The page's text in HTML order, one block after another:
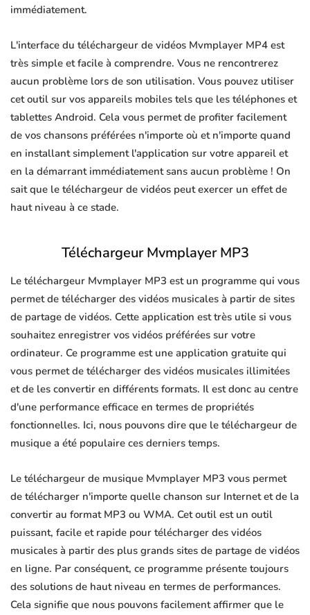
immédiatement.
L'interface du téléchargeur de vidéos Mvmplayer MP4 est
très simple et facile à comprendre. Vous ne rencontrerez
aucun problème lors de son utilisation. Vous pouvez utiliser
cet outil sur vos appareils mobiles tels que les téléphones et
tablettes Android. Cela vous permet de profiter facilement
de vos chansons préférées n'importe où et n'importe quand
en installant simplement l'application sur votre appareil et
en la démarrant immédiatement sans aucun problème ! On
sait que le téléchargeur de vidéos peut exercer un effet de
haut niveau à ce stade.
Téléchargeur Mvmplayer MP3
Le téléchargeur Mvmplayer MP3 est un programme qui vous
permet de télécharger des vidéos musicales à partir de sites
de partage de vidéos. Cette application est très utile si vous
souhaitez enregistrer vos vidéos préférées sur votre
ordinateur. Ce programme est une application gratuite qui
vous permet de télécharger des vidéos musicales illimitées
et de les convertir en différents formats. Il est donc au centre
d'une performance efficace en termes de propriétés
fonctionnelles. Ici, nous pouvons dire que le téléchargeur de
musique a été populaire ces derniers temps.
Le téléchargeur de musique Mvmplayer MP3 vous permet
de télécharger n'importe quelle chanson sur Internet et de la
convertir au format MP3 ou WMA. Cet outil est un outil
puissant, facile et rapide pour télécharger des vidéos
musicales à partir des plus grands sites de partage de vidéos
en ligne. Par conséquent, ce programme présente toujours
des solutions de haut niveau en termes de performances.
Cela signifie que nous pouvons facilement affirmer que le